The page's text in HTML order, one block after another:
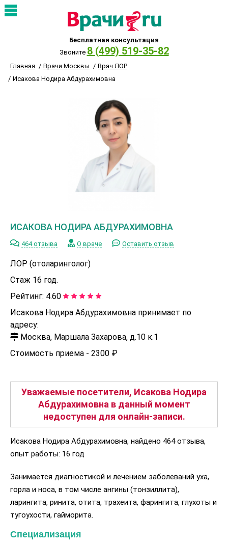
Бесплатная консультация
Звоните 8 (499) 519-35-82
Главная Врачи Москвы
Врач ЛОР
Исакова Нодира Абдурахимовна
ИСАКОВА НОДИРА АБДУРАХИМОВНА
464 отзыва О враче Оставить отзыв
ЛОР (отоларинголог)
Стаж 16 год.
Рейтинг: 4.60
Исакова Нодира Абдурахимовна принимает по
адресу:
Москва, Маршала Захарова, д.10 к.1
Стоимость приема - 2300 ₽
Уважаемые посетители, Исакова Нодира
Абдурахимовна в данный момент
недоступен для онлайн-записи.
Исакова Нодира Абдурахимовна, найдено 464 отзыва,
опыт работы: 16 год
Занимается диагностикой и лечением заболеваний уха,
горла и носа, в том числе ангины (тонзиллита),
ларингита, ринита, отита, трахеита, фарингита, глухоты и
тугоухости, гайморита.
Специализация